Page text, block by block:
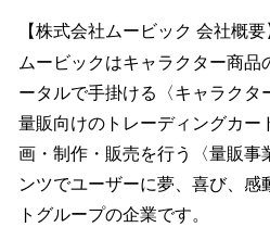
【株式会社ムービック 会社概要
ムービックはキャラクター商品
ータルで手掛ける〈キャラクタ
量販向けのトレーディングカー
画・制作・販売を行う〈量販事
ンツでユーザーに夢、喜び、感
トグループの企業です。